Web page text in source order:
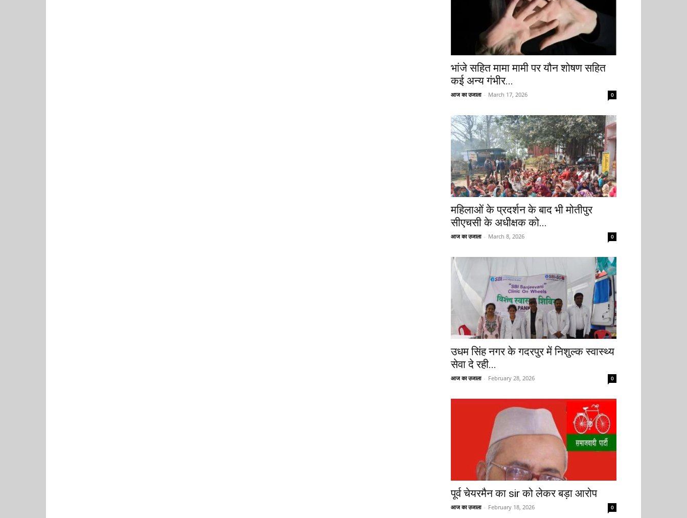
भांजे सहित मामा मामी पर यौन शोषण सहित
कई अन्य गंभीर...
आज का उजाला - March 17, 2026 0
महिलाओं के प्रदर्शन के बाद भी मोतीपुर
सीएचसी के अधीक्षक को...
आज का उजाला - March 8, 2026 0
उधम सिंह नगर के गदरपुर में निशुल्क स्वास्थ्य
सेवा दे रही...
आज का उजाला - February 28, 2026 0
पूर्व चेयरमैन का sir को लेकर बड़ा आरोप
आज का उजाला - February 18, 2026 0